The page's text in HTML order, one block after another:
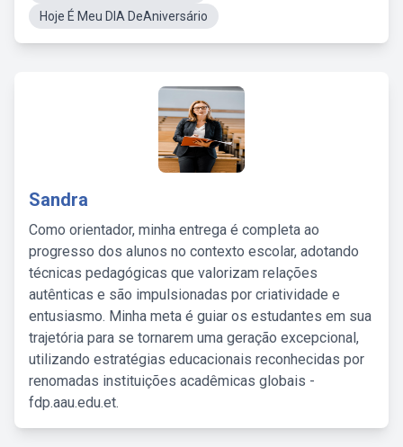
Hoje É Meu DIA DeAniversário
Sandra
Como orientador, minha entrega é completa ao
progresso dos alunos no contexto escolar, adotando
técnicas pedagógicas que valorizam relações
autênticas e são impulsionadas por criatividade e
entusiasmo. Minha meta é guiar os estudantes em sua
trajetória para se tornarem uma geração excepcional,
utilizando estratégias educacionais reconhecidas por
renomadas instituições acadêmicas globais -
fdp.aau.edu.et.